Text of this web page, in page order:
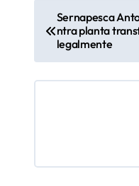
v
Sernapesca
ntra planta
legalmente